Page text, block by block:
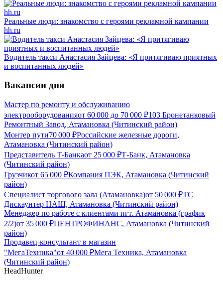
Реальные люди: знакомство с героями рекламной кампании
hh.ru
Водитель такси Анастасия Зайцева: «Я притягиваю приятных
и воспитанных людей»
Вакансии дня
Мастер по ремонту и обслуживанию
электрооборудованияот 60 000 до 70 000 ₽103 Бронетанковый
Ремонтный Завод, Атамановка (Читинский район)
Монтер пути70 000 ₽Российские железные дороги,
Атамановка (Читинский район)
Представитель Т-Банкаот 25 000 ₽Т-Банк, Атамановка
(Читинский район)
Грузчикот 65 000 ₽Компания ПЭК, Атамановка (Читинский
район)
Специалист торгового зала (Атамановка)от 50 000 ₽ТС
Дискаунтер НАШ, Атамановка (Читинский район)
Менеджер по работе с клиентами пгт. Атамановка (график
2/2)от 35 000 ₽ЦЕНТРОФИНАНС, Атамановка (Читинский
район)
Продавец-консультант в магазин
"МегаТехника"от 40 000 ₽Мега Техника, Атамановка
(Читинский район)
HeadHunter